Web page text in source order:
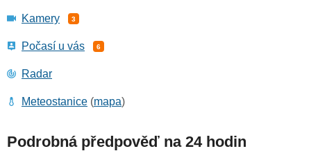
Kamery 3
Počasí u vás 6
Radar
Meteostanice (mapa)
Podrobná předpověď na 24 hodin